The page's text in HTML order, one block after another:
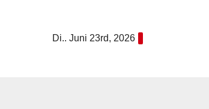
Di.. Juni 23rd, 2026